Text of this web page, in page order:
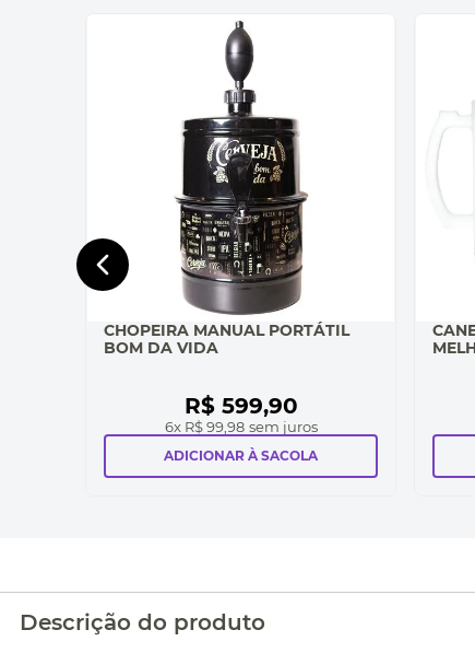
CHOPEIRA MANUAL PORTÁTIL
BOM DA VIDA
R$ 599,90
6x R$ 99,98 sem juros
ADICIONAR À SACOLA
Descrição do produto